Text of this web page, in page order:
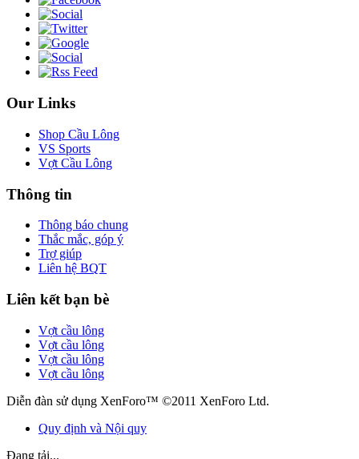
Our Links
Shop Cầu Lông
VS Sports
Vợt Cầu Lông
Thông tin
Thông báo chung
Thắc mắc, góp ý
Trợ giúp
Liên hệ BQT
Liên kết bạn bè
Vợt cầu lông
Vợt cầu lông
Vợt cầu lông
Vợt cầu lông
Diễn đàn sử dụng XenForo™ ©2011 XenForo Ltd.
Quy định và Nội quy
Đang tải...